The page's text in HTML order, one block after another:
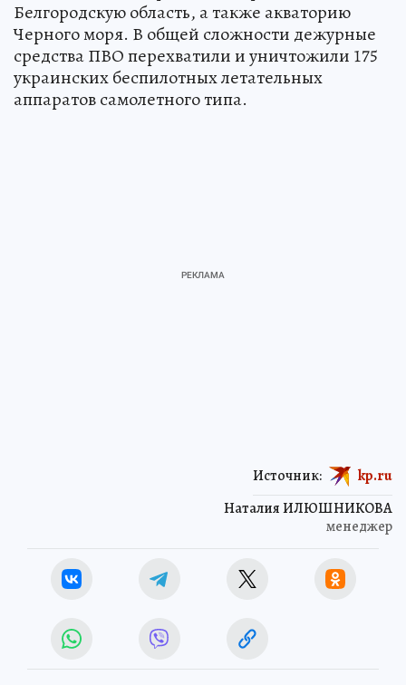
Белгородскую область, а также акваторию
Черного моря. В общей сложности дежурные
средства ПВО перехватили и уничтожили 175
украинских беспилотных летательных
аппаратов самолетного типа.
Наталия ИЛЮШНИКОВА
менеджер
Источник: kp.ru